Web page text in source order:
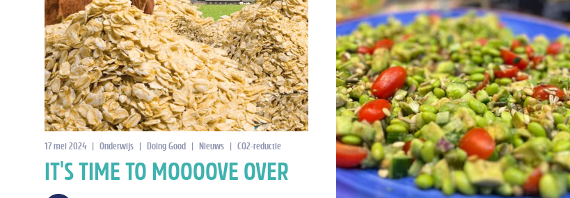
17 mei 2024 | Onderwijs | Doing Good | Nieuws | CO2-reductie
IT'S TIME TO MOOOOVE OVER